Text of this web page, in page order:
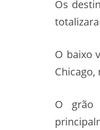
Os
O baixo
Chicago,
O grão